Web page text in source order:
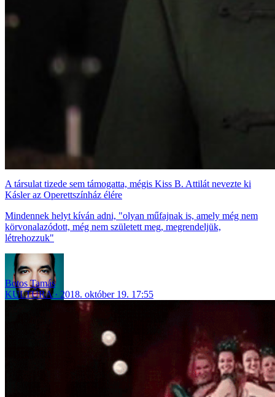
A társulat tizede sem támogatta, mégis Kiss B. Attilát nevezte ki
Kásler az Operettszínház élére
Mindennek helyt kíván adni, "olyan műfajnak is, amely még nem
körvonalazódott, még nem született meg, megrendeljük,
létrehozzuk"
Botos Tamás
KULTÚRA
2018. október 19. 17:55